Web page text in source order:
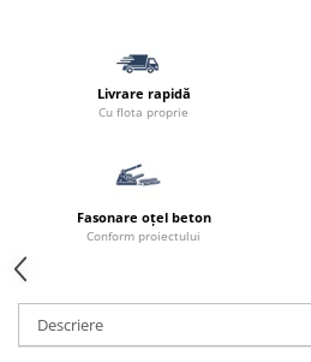
Capace de gard
Contratreapta
Elemente gard
Jardiniere
Mobilier modular
Pas Japonez
Pervaz geam piatra compozita
Livrare rapidă
Cu flota proprie
Fasonare oțel beton
Conform proiectului
Descriere